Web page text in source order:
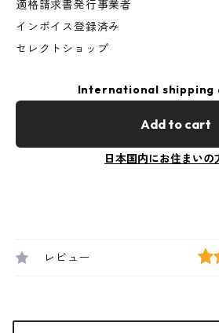
適格請求書発行事業者
インボイス登録済み
セレクトショップ
International shipping
Add to cart
日本国内にお住まいの
レビュー